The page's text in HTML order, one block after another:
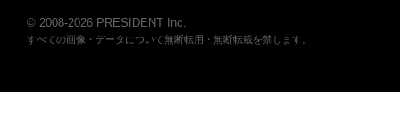
© 2008-2026 PRESIDENT Inc.
すべての画像・データについて無断転用・無断転載を禁じます。